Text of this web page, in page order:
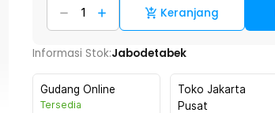
Keranjang
Informasi Stok:Jabodetabek
Gudang Online
Tersedia
Toko Jakarta
Pusat